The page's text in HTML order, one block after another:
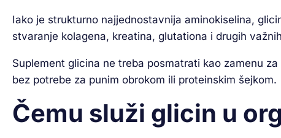
Iako je strukturno najjednostavnija aminokiselina,
stvaranje kolagena, kreatina, glutationa i drugih
Suplement glicina ne treba posmatrati kao zamenu
bez potrebe za punim obrokom ili proteinskim šejkom.
Čemu služi glicin u